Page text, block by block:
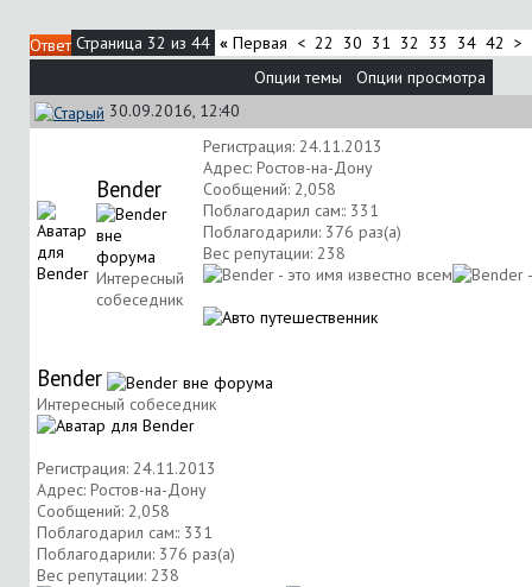
Ответ Страница 32 из 44 « Первая < 22 30 31 32 33 34 42 >
Опции темы
Опции просмотра
30.09.2016, 12:40
Bender
Интересный
собеседник
Регистрация: 24.11.2013
Адрес: Ростов-на-Дону
Сообщений: 2,058
Поблагодарил сам:: 331
Поблагодарили: 376 раз(а)
Вес репутации: 238
Bender
Интересный собеседник
Регистрация: 24.11.2013
Адрес: Ростов-на-Дону
Сообщений: 2,058
Поблагодарил сам:: 331
Поблагодарили: 376 раз(а)
Вес репутации: 238